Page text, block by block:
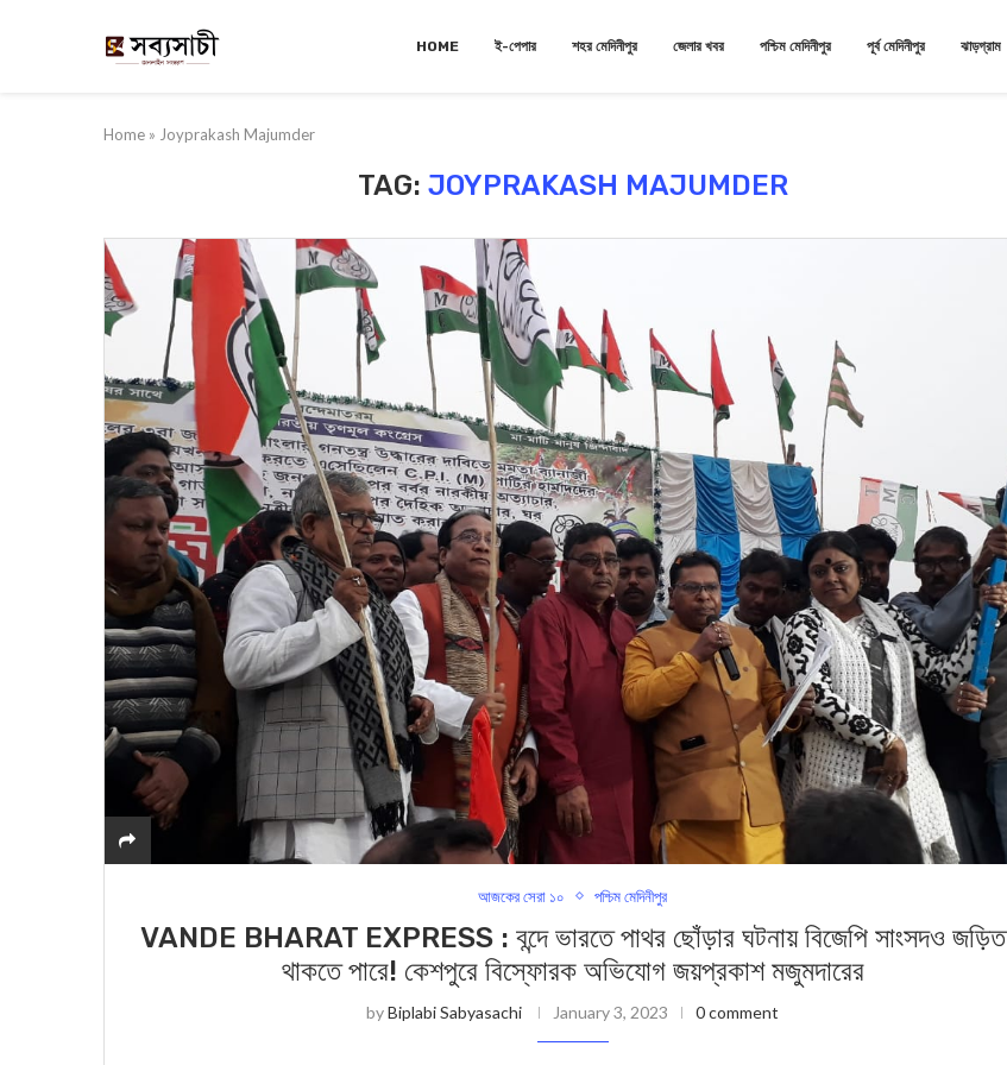
HOME ই-পেপার শহর মেদিনীপুর জেলার খবর পশ্চিম মেদিনীপুর পূর্ব মেদিনীপুর ঝাড়গ্রাম
Home » Joyprakash Majumder
TAG: JOYPRAKASH MAJUMDER
আজকের সেরা ১০ পশ্চিম মেদিনীপুর
VANDE BHARAT EXPRESS : বন্দে ভারতে পাথর ছোঁড়ার ঘটনায় বিজেপি সাংসদও জড়িত
থাকতে পারে! কেশপুরে বিস্ফোরক অভিযোগ জয়প্রকাশ মজুমদারের
byBiplabi Sabyasachi January 3, 2023 0 comment